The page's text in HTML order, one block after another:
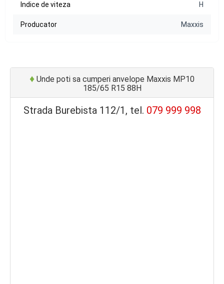
Indice de viteza H
Producator Maxxis
♦ Unde poti sa cumperi anvelope Maxxis MP10
185/65 R15 88H
Strada Burebista 112/1, tel. 079 999 998